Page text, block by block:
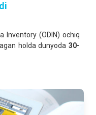
Inventory (ODIN) ochiq
holda dunyoda30-